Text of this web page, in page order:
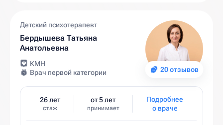
20 отзывов
Детский психотерапевт
Бердышева Татьяна
Анатольевна
КМН
Врач первой категории
26 лет
стаж
от 5 лет
принимает
Подробнее
о враче